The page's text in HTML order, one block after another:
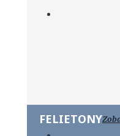
FELIETONY